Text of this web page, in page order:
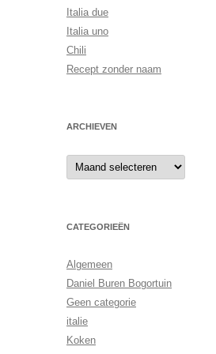
Italia due
Italia uno
Chili
Recept zonder naam
ARCHIEVEN
Archieven
CATEGORIEËN
Algemeen
Daniel Buren Bogortuin
Geen categorie
italie
Koken